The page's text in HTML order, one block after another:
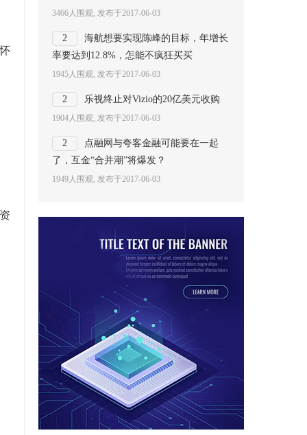
3466人围观, 发布于2017-06-03
2
海航想要实现陈峰的目标，年增长
率要达到12.8%，怎能不疯狂买买
1945人围观, 发布于2017-06-03
2 乐视终止对Vizio的20亿美元收购
1904人围观, 发布于2017-06-03
2
点融网与夸客金融可能要在一起
了，互金“合并潮”将爆发？
1949人围观, 发布于2017-06-03